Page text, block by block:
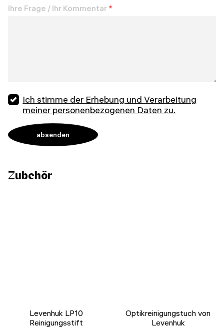
Ihre Frage / Ihr Kommentar*
Ich stimme der Erhebung und Verarbeitung
meiner personenbezogenen Daten zu.
Zubehör
Levenhuk LP10
Reinigungsstift
Optikreinigungstuch von
Levenhuk